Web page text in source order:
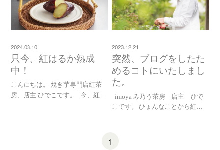
2024.03.10
只今、紅はるか熟成
中！
こんにちは。 焼き芋専門店紅茶
房、店主 ひでこです。 今、紅…
2023.12.21
突然、ブログをしたた
めるコトにいたしまし
た。
imoya み乃う茶房 店主 ひで
こです。 ひょんなことから紅…
1